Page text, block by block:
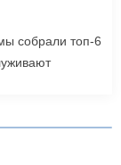
собрали топ-6